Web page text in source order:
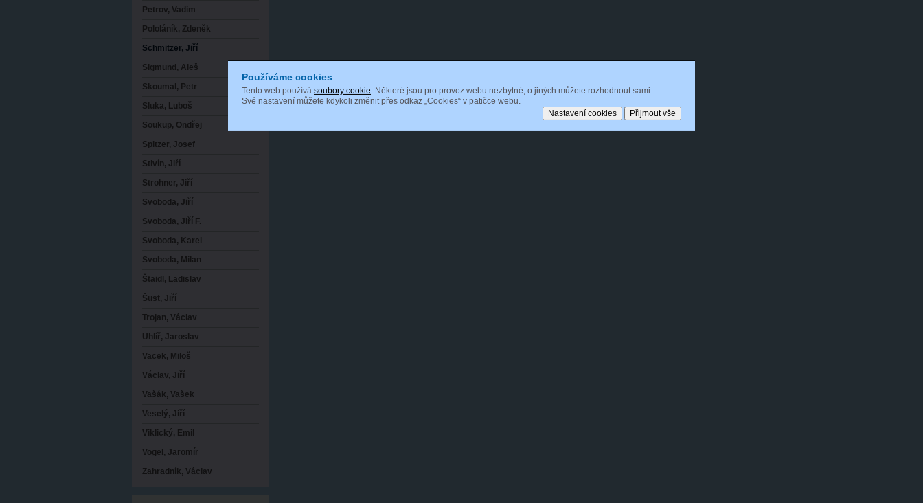
Petrov, Vadim
Pololáník, Zdeněk
Schmitzer, Jiří
Sigmund, Aleš
Skoumal, Petr
Sluka, Luboš
Soukup, Ondřej
Spitzer, Josef
Stivín, Jiří
Strohner, Jiří
Svoboda, Jiří
Svoboda, Jiří F.
Svoboda, Karel
Svoboda, Milan
Štaidl, Ladislav
Šust, Jiří
Trojan, Václav
Uhlíř, Jaroslav
Vacek, Miloš
Václav, Jiří
Vašák, Vašek
Veselý, Jiří
Viklický, Emil
Vogel, Jaromír
Zahradník, Václav
Používáme cookies
Tento web používá soubory cookie. Některé jsou pro provoz webu nezbytné, o jiných můžete rozhodnout sami.
Své nastavení můžete kdykoli změnit přes odkaz „Cookies“ v patičce webu.